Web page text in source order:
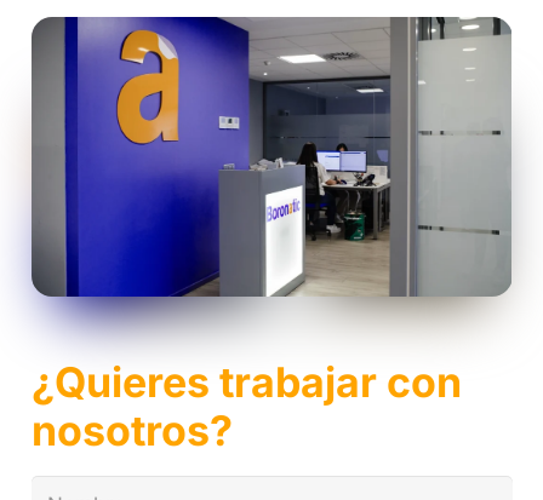
¿Quieres trabajar con
nosotros?